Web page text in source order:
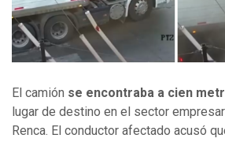
El camión se encontraba a cien
lugar de destino en el sector
Renca. El conductor afectado acusó